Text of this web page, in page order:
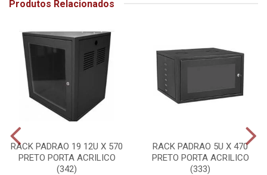
Produtos Relacionados
RACK PADRAO 19 12U X 570
PRETO PORTA ACRILICO
(342)
RACK PADRAO 5U X 470
PRETO PORTA ACRILICO
(333)